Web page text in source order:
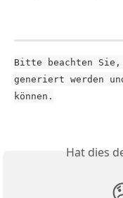
Bitte beachten Sie,
generiert werden
können.
Hat dies